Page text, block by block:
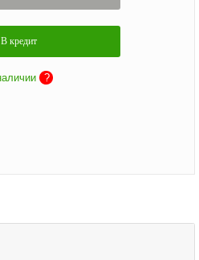
В кредит
?